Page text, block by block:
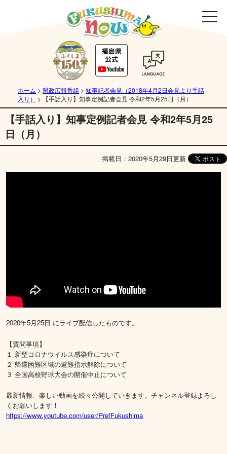
ホーム > 県政広報番組 > 知事記者会見（2018年4月2日会見より手話
入り）
> 【手話入り】知事定例記者会見 令和2年5月25日（月）
【手話入り】知事定例記者会見 令和2年5月25
日（月）
掲載日：2020年5月29日更新
2020年5月25日 にライブ配信したものです。
【質問事項】
１ 新型コロナウイルス感染症について
２ 帰還困難区域の避難指示解除について
３ 全国高校野球大会の開催中止について
最新情報、楽しい動画を続々公開していきます。チャンネル登録よろし
くお願いします！
https://www.youtube.com/user/PrefFukushima